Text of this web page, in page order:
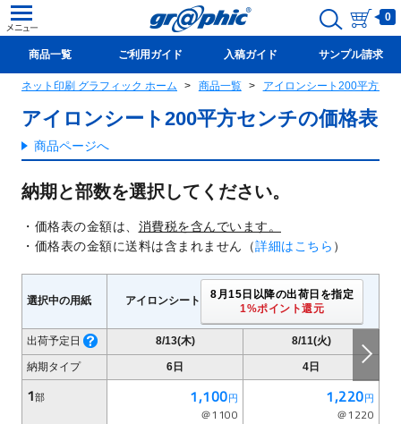
0
商品一覧 ご利用ガイド 入稿ガイド サンプル請求
新規会員登録(無料)
ネット印刷 グラフィック ホーム 商品一覧 アイロンシート200平方セ
アイロンシート200平方センチの価格表
商品ページへ
納期と部数を選択してください。
価格表の金額は、 消費税を含んでいます。
価格表の金額に送料は含まれません（詳細はこちら ）
選択中の用紙 アイロンシート
8月15日以降の出荷日を指定
1%ポイント還元
出荷予定日 8/13(木) 8/11(火)
納期タイプ 6日 4日
1部 1,100円
＠1100
1,220円
＠1220